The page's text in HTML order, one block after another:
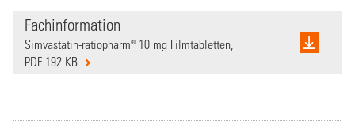
Fachinformation
Simvastatin-ratiopharm® 10 mg Filmtabletten,
PDF 192 KB